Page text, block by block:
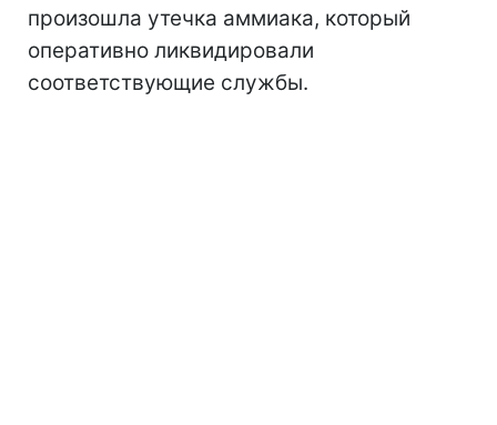
произошла утечка аммиака, который
оперативно ликвидировали
соответствующие службы.